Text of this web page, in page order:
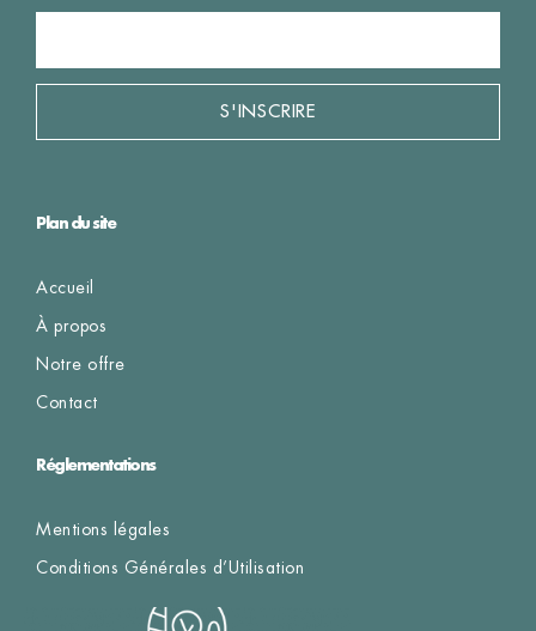
Réglementations
Mentions légales
Conditions Générales d’Utilisation
Plan du site
Accueil
À propos
Notre offre
Contact
S'INSCRIRE